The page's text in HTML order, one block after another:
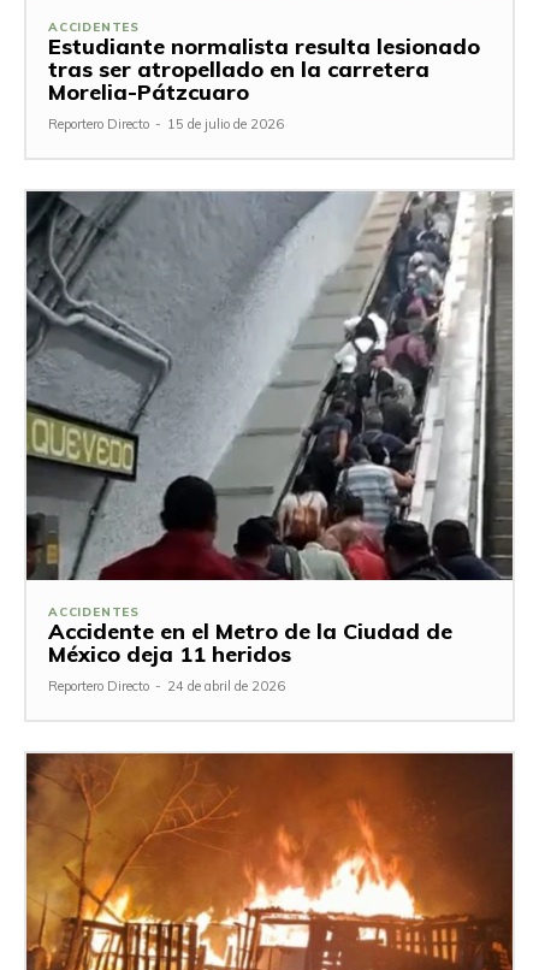
ACCIDENTES
Estudiante normalista resulta lesionado
tras ser atropellado en la carretera
Morelia-Pátzcuaro
Reportero Directo - 15 de julio de 2026
ACCIDENTES
Accidente en el Metro de la Ciudad de
México deja 11 heridos
Reportero Directo - 24 de abril de 2026